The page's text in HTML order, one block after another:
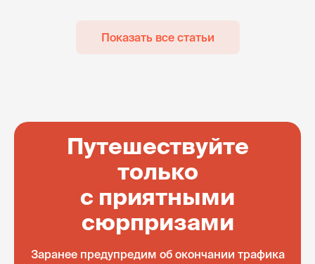
Показать все статьи
Путешествуйте
только
с приятными
сюрпризами
Заранее предупредим об окончании трафика